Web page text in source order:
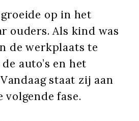
op in het
ouders. Als kind was
de werkplaats te
auto’s en het
staat zij aan
volgende fase.